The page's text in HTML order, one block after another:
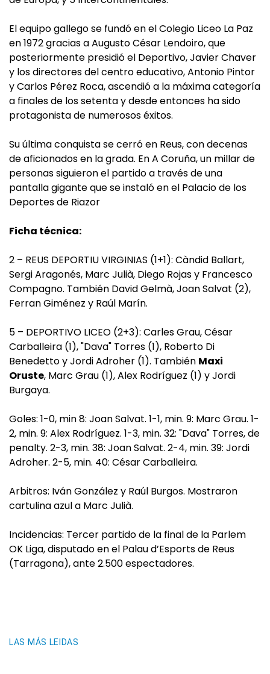
El equipo gallego se fundó en el Colegio Liceo La Paz
en 1972 gracias a Augusto César Lendoiro, que
posteriormente presidió el Deportivo, Javier Chaver
y los directores del centro educativo, Antonio Pintor
y Carlos Pérez Roca, ascendió a la máxima categoría
a finales de los setenta y desde entonces ha sido
protagonista de numerosos éxitos.
Su última conquista se cerró en Reus, con decenas
de aficionados en la grada. En A Coruña, un millar de
personas siguieron el partido a través de una
pantalla gigante que se instaló en el Palacio de los
Deportes de Riazor
Ficha técnica:
2 – REUS DEPORTIU VIRGINIAS (1+1): Càndid Ballart,
Sergi Aragonés, Marc Julià, Diego Rojas y Francesco
Compagno. También David Gelmà, Joan Salvat (2),
Ferran Giménez y Raúl Marín.
5 – DEPORTIVO LICEO (2+3): Carles Grau, César
Carballeira (1), "Dava" Torres (1), Roberto Di
Benedetto y Jordi Adroher (1). También Maxi
Oruste, Marc Grau (1), Alex Rodríguez (1) y Jordi
Burgaya.
Goles: 1-0, min 8: Joan Salvat. 1-1, min. 9: Marc Grau. 1-
2, min. 9: Alex Rodríguez. 1-3, min. 32: "Dava" Torres, de
penalty. 2-3, min. 38: Joan Salvat. 2-4, min. 39: Jordi
Adroher. 2-5, min. 40: César Carballeira.
Arbitros: Iván González y Raúl Burgos. Mostraron
cartulina azul a Marc Julià.
Incidencias: Tercer partido de la final de la Parlem
OK Liga, disputado en el Palau d’Esports de Reus
(Tarragona), ante 2.500 espectadores.
LAS MÁS LEIDAS